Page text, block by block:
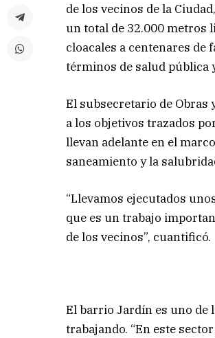
de los vecinos de la
un total de 32.000 metros
cloacales a centenares
términos de salud pública
El subsecretario de Obras
a los objetivos trazados
llevan adelante en el
saneamiento y la
“Llevamos ejecutados
que es un trabajo
de los vecinos”, cuantificó.
El barrio Jardín es uno de
trabajando. “En este